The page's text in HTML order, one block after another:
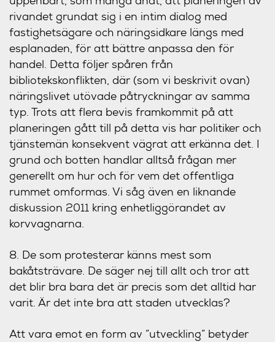
rivandet grundat sig i en intim dialog med
fastighetsägare och näringsidkare längs med
esplanaden, för att bättre anpassa den för
handel. Detta följer spåren från
bibliotekskonflikten, där (som vi beskrivit ovan)
näringslivet utövade påtryckningar av samma
typ. Trots att flera bevis framkommit på att
planeringen gått till på detta vis har politiker och
tjänstemän konsekvent vägrat att erkänna det. I
grund och botten handlar alltså frågan mer
generellt om hur och för vem det offentliga
rummet omformas. Vi såg även en liknande
diskussion 2011 kring enhetliggörandet av
korvvagnarna.
8. De som protesterar känns mest som
bakåtsträvare. De säger nej till allt och tror att
det blir bra bara det är precis som det alltid har
varit. Är det inte bra att staden utvecklas?
Att vara emot en form av ”utveckling” betyder